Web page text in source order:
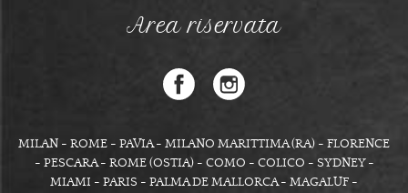
Area riservata
MILAN - ROME - PAVIA - MILANO MARITTIMA (RA) - FLORENCE
- PESCARA - ROME (OSTIA) - COMO - COLICO - SYDNEY -
MIAMI - PARIS - PALMA DE MALLORCA - MAGALUF -